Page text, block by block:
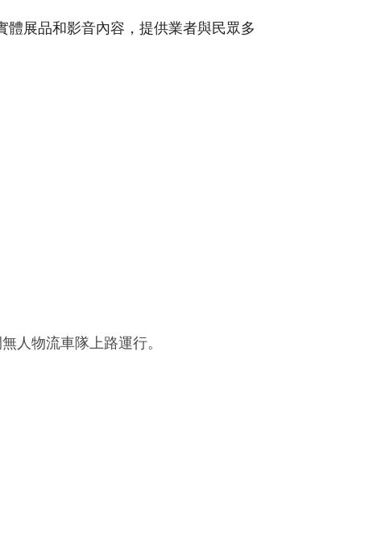
展品和影音內容，提供業者與民眾多
人物流車隊上路運行。